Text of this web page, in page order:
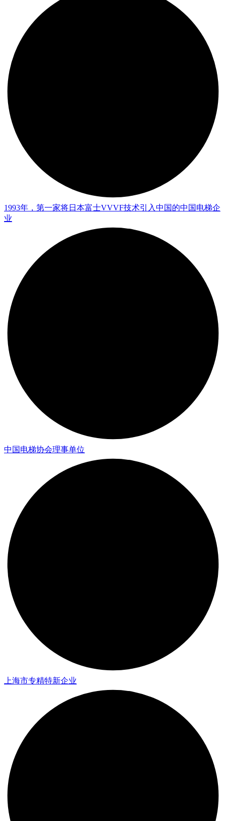
1993年，第一家将日本富士VVVF技术引入中国的中国电梯企
业
中国电梯协会理事单位
上海市专精特新企业